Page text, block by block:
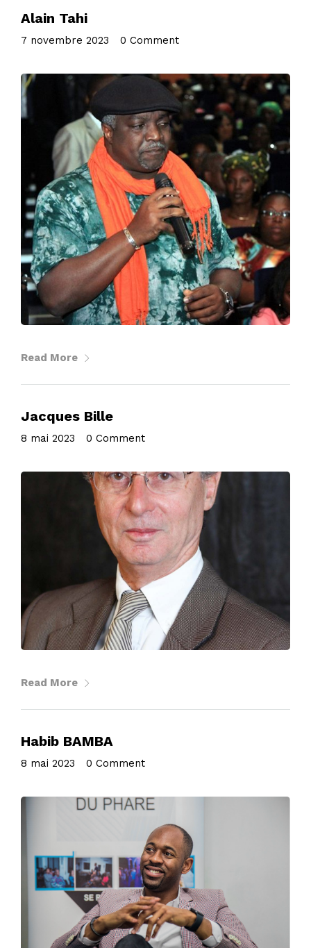
Alain Tahi
7 novembre 2023 0 Comment
Read More
Jacques Bille
8 mai 2023 0 Comment
Read More
Habib BAMBA
8 mai 2023 0 Comment